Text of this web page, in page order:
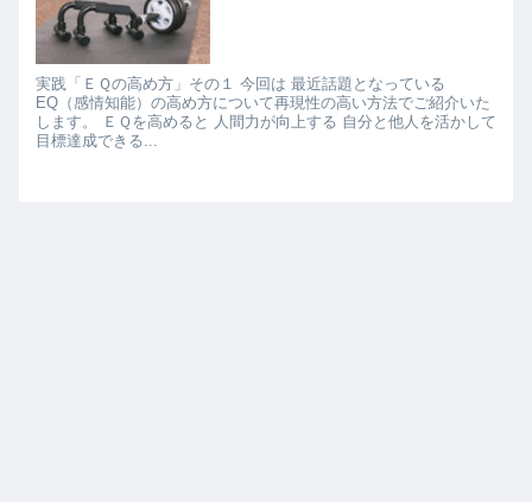
実践「ＥＱの高め方」その１ 今回は 最近話題となっている
EQ（感情知能）の高め方について再現性の高い方法でご紹介いた
します。 ＥＱを高めると 人間力が向上する 自分と他人を活かして
目標達成できる...